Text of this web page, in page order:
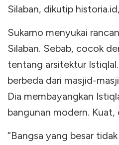
Silaban, dikutip
Sukarno menyukai
Silaban. Sebab, cocok
tentang arsitektur
berbeda dari masjid-
Dia membayangkan
bangunan modern.
“Bangsa yang besar